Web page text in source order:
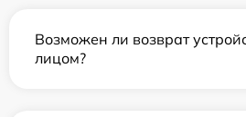
Возможен ли возврат
лицом?